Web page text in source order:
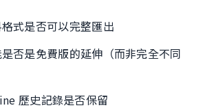
式是否可以完整匯出
否是免費版的延伸（而非完全不同
歷史記錄是否保留